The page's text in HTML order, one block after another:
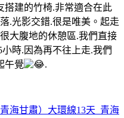
搭建的竹椅.非常適合在此
.光影交錯.很是唯美。起走
大腹地的休憩區.我們直接
時.因為再不往上走.我們
午覺
.
海甘肅）大環線13天_青海